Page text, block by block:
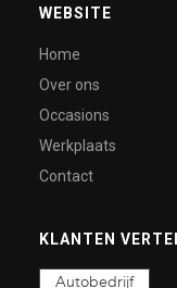
WEBSITE
Home
Over ons
Occasions
Werkplaats
Contact
KLANTEN
Autobedrijf